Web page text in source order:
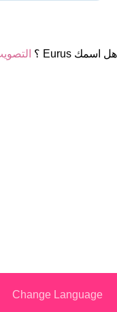
هل اسمك Eurus ؟
Change Language